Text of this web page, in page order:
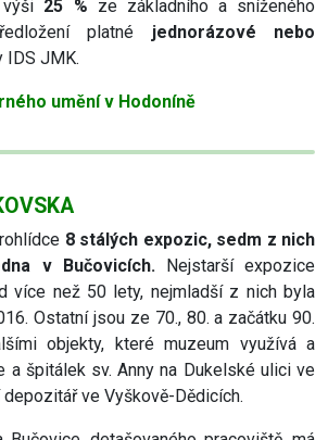
25 % ze základního a sníženého
platné jednorázové nebo
JMK.
umění v Hodoníně
8 stálých expozic, sedm z nich
v Bučovicích. Nejstarší expozice
více než 50 lety, nejmladší z nich byla
Ostatní jsou ze 70., 80. a začátku 90.
objekty, které muzeum využívá a
a špitálek sv. Anny na Dukelské ulici ve
ve Vyškově-Dědicích.